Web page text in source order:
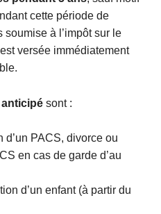
cette période de
soumise à l’impôt sur le
versée immédiatement
sont :
d’un PACS, divorce ou
en cas de garde d’au
d’un enfant (à partir du